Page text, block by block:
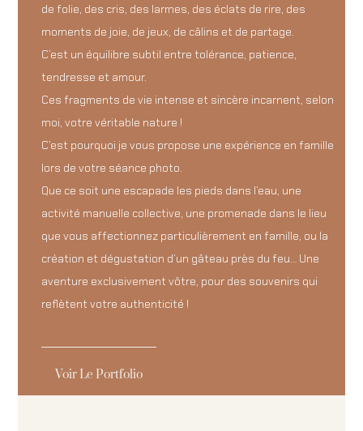
de folie, des cris, des larmes, des éclats de rire, des
moments de joie, de jeux, de câlins et de partage.
C’est un équilibre subtil entre tolérance, patience,
tendresse et amour.
Ces fragments de vie intense et sincère incarnent, selon
moi, votre véritable nature !
C’est pourquoi je vous propose une expérience en famille
lors de votre séance photo.
Que ce soit une escapade les pieds dans l’eau, une
activité manuelle collective, une promenade dans le lieu
que vous affectionnez particulièrement en famille, ou la
création et dégustation d’un gâteau près du feu… Une
aventure exclusivement vôtre, pour des souvenirs qui
reflètent votre authenticité !
Voir Le Portfolio